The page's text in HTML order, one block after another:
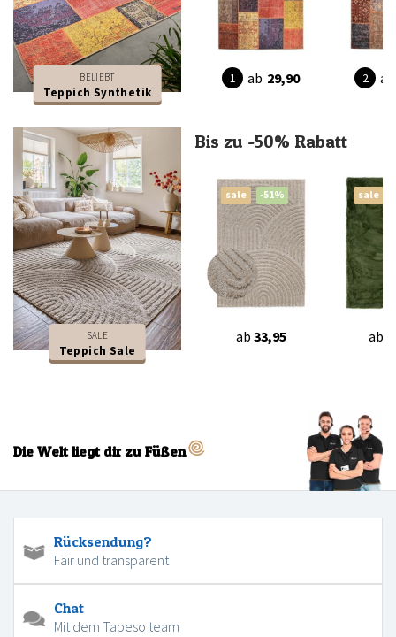
BELIEBT
Teppich Synthetik
ab 29,90 ab
SALE
Teppich Sale
Bis zu -50% Rabatt
sale -51%
ab 33,95
sale
ab
Die Welt liegt dir zu Füßen
Rücksendung?
Fair und transparent
Chat
Mit dem Tapeso team